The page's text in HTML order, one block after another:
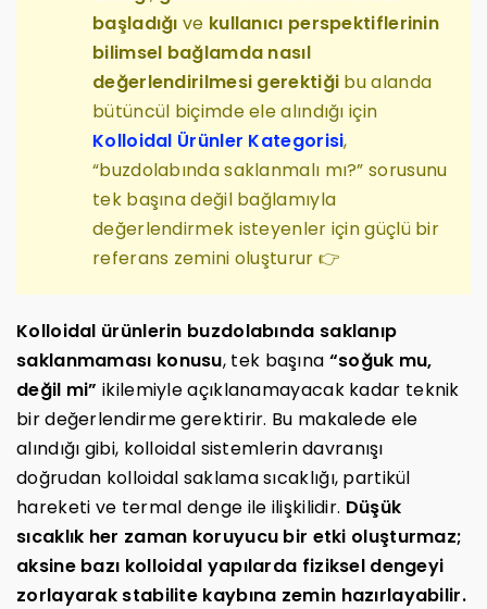
başladığı ve kullanıcı perspektiflerinin
bilimsel bağlamda nasıl
değerlendirilmesi gerektiği bu alanda
bütüncül biçimde ele alındığı için
Kolloidal Ürünler Kategorisi,
“buzdolabında saklanmalı mı?” sorusunu
tek başına değil bağlamıyla
değerlendirmek isteyenler için güçlü bir
referans zemini oluşturur 👉
Kolloidal ürünlerin buzdolabında saklanıp
saklanmaması konusu, tek başına “soğuk mu,
değil mi” ikilemiyle açıklanamayacak kadar teknik
bir değerlendirme gerektirir. Bu makalede ele
alındığı gibi, kolloidal sistemlerin davranışı
doğrudan kolloidal saklama sıcaklığı, partikül
hareketi ve termal denge ile ilişkilidir. Düşük
sıcaklık her zaman koruyucu bir etki oluşturmaz;
aksine bazı kolloidal yapılarda fiziksel dengeyi
zorlayarak stabilite kaybına zemin hazırlayabilir.